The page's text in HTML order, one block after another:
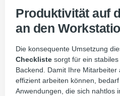
Produktivität auf
an den
Die konsequente Umsetzung
Checkliste sorgt für ein
Backend. Damit Ihre
effizient arbeiten können,
Anwendungen, die sich nahtlos